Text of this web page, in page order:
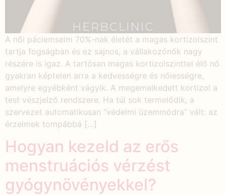
A női páciemseim 70%-nak életét a magas kortizolszint
tartja fogságban és ez sajnos, a vállakozónők nagy
részére is igaz. A tartósan magas kortizolszinttel élő nő
gyakran képtelen arra a kedvességre és nőiességre,
amelyre egyébként vágyik. A megemelkedett kortizol a
test vészjelző rendszere. Ha túl sok termelődik, a
szervezet automatikusan “védelmi üzemmódra” vált: az
érzelmek tompábbá […]
Hogyan kezeld az erős
menstruációs vérzést
gyógynövényekkel?